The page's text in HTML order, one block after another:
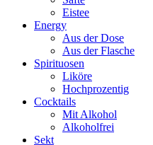
Eistee
Energy
Aus der Dose
Aus der Flasche
Spirituosen
Liköre
Hochprozentig
Cocktails
Mit Alkohol
Alkoholfrei
Sekt